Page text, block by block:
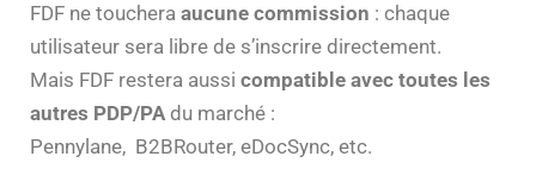
FDF ne touchera aucune commission : chaque
utilisateur sera libre de s’inscrire directement.
Mais FDF restera aussi compatible avec toutes les
autres PDP/PAdu marché :
Pennylane, B2BRouter, eDocSync, etc.